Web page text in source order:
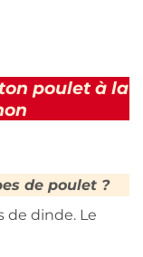
poulet à la
de poulet ?
de dinde. Le